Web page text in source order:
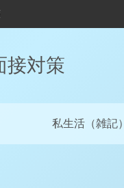
対策
私生活（雑記）